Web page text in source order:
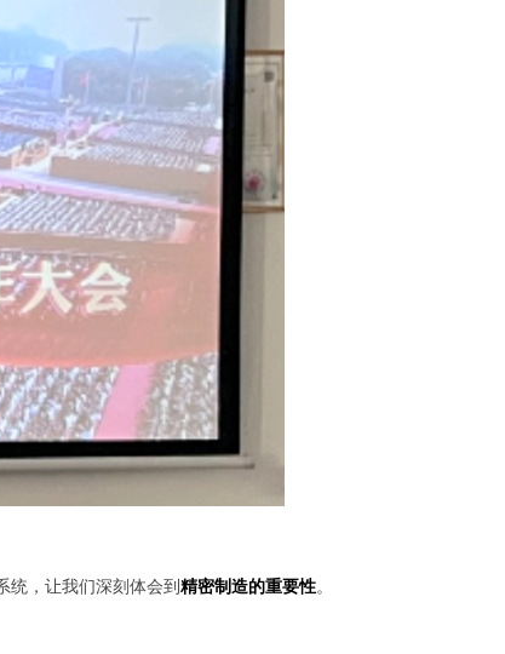
统，让我们深刻体会到精密制造的重要性。